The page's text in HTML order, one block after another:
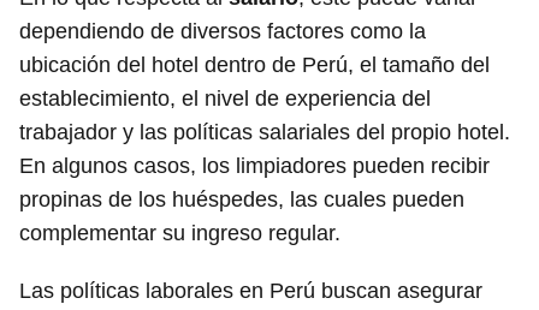
dependiendo de diversos factores como la
ubicación del hotel dentro de Perú, el tamaño del
establecimiento, el nivel de experiencia del
trabajador y las políticas salariales del propio hotel.
En algunos casos, los limpiadores pueden recibir
propinas de los huéspedes, las cuales pueden
complementar su ingreso regular.
Las políticas laborales en Perú buscan asegurar